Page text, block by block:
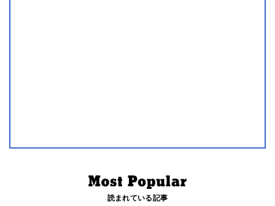
読まれている記事